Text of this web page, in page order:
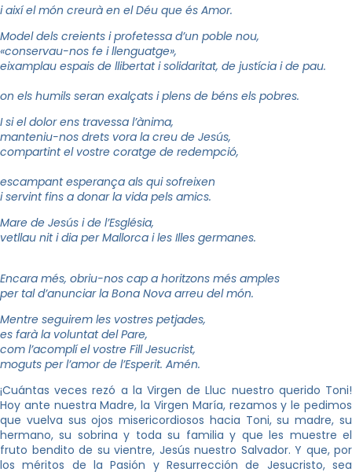
i així el món creurà en el Déu que és Amor.
Model dels creients i profetessa d’un poble nou,
«conservau-nos fe i llenguatge»,
eixamplau espais de llibertat i solidaritat, de justícia i de pau.
on els humils seran exalçats i plens de béns els pobres.
I si el dolor ens travessa l’ànima,
manteniu-nos drets vora la creu de Jesús,
compartint el vostre coratge de redempció,
escampant esperança als qui sofreixen
i servint fins a donar la vida pels amics.
Mare de Jesús i de l’Església,
vetllau nit i dia per Mallorca i les Illes germanes.
Encara més, obriu-nos cap a horitzons més amples
per tal d’anunciar la Bona Nova arreu del món.
Mentre seguirem les vostres petjades,
es farà la voluntat del Pare,
com l’acomplí el vostre Fill Jesucrist,
moguts per l’amor de l’Esperit. Amén.
¡Cuántas veces rezó a la Virgen de Lluc nuestro querido Toni!
Hoy ante nuestra Madre, la Virgen María, rezamos y le pedimos
que vuelva sus ojos misericordiosos hacia Toni, su madre, su
hermano, su sobrina y toda su familia y que les muestre el
fruto bendito de su vientre, Jesús nuestro Salvador. Y que, por
los méritos de la Pasión y Resurrección de Jesucristo, sea